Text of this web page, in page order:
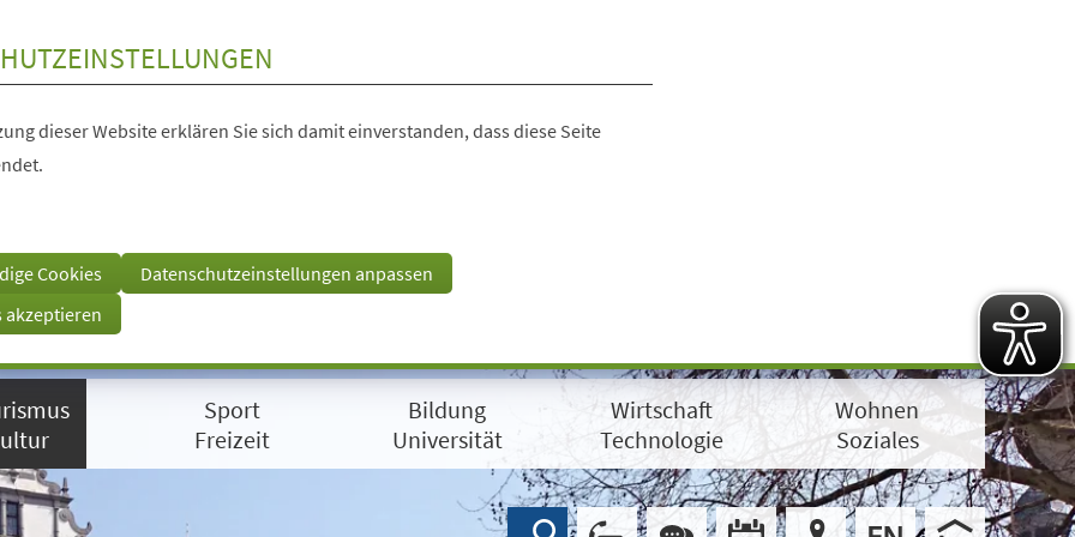
dieser Website erklären Sie sich damit einverstanden, dass diese Seite
Cookies
Datenschutzeinstellungen anpassen
akzeptieren
Sport
Freizeit
Bildung
Universität
Wirtschaft
Technologie
Wohnen
Soziales